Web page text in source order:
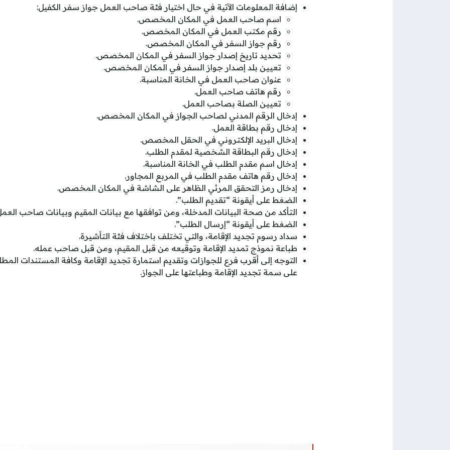
إضافة المعلومات الآتية في حال اختيار فئة صاحب العمل جواز سفر الكفيل:
اسم صاحب العمل في المكان المخصص.
رقم مكتب العمل في المكان المخصص.
رقم جواز السفر في المكان المخصص.
تحديد تاريخ إصدار جواز السفر في المكان المخصص.
تعيين بلد إصدار جواز السفر في المكان المخصص.
عنوان صاحب العمل في الخانة المناسبة.
رقم هاتف صاحب العمل.
تعيين الصلة بصاحب العمل.
إدخال الرقم المدني لصاحب الجواز في المكان المخصص.
إدخال رقم بطاقة العمل.
إدخال البريد الإلكتروني في الحقل المخصص.
إدخال رقم البطاقة الشخصية لمقدم الطلب.
إدخال اسم مقدم الطلب في الخانة المناسبة.
إدخال رقم هاتف مقدم الطلب في المربع المجاور.
إدخال رمز التحقق المرئي الظاهر على الشاشة في المكان المخصص.
الضغط على أيقونة “تقديم الطلب”.
التأكد من صحة البيانات المدخلة، ومن توافقها مع بيانات المقيم وبيانات صاحب
الضغط على أيقونة “إرسال الطلب”.
سداد رسوم تجديد الإقامة، والتي تختلف باختلاف فئة التأشيرة.
طباعة نموذج تمديد الإقامة وتوقيعه من قبل المقيم، ومن قبل صاحب عمله.
التوجه إلى أقرب فرع للجوازات وتقديم استمارة تجديد الإقامة وكافة المستندات
على سمة تجديد الإقامة وطباعتها على الجواز.